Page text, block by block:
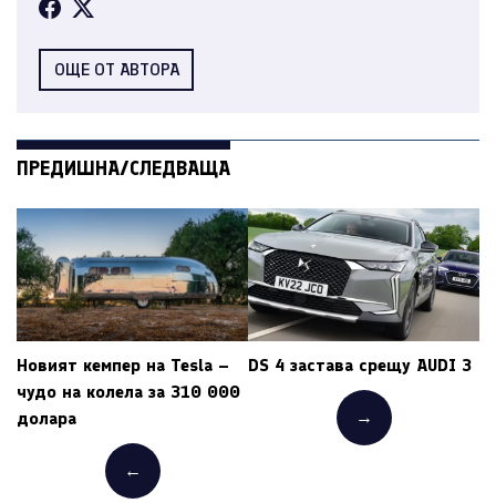
ОЩЕ ОТ АВТОРА
ПРЕДИШНА/СЛЕДВАЩА
Новият кемпер на Tesla –
чудо на колела за 310 000
долара
←
DS 4 застава срещу AUDI 3
→